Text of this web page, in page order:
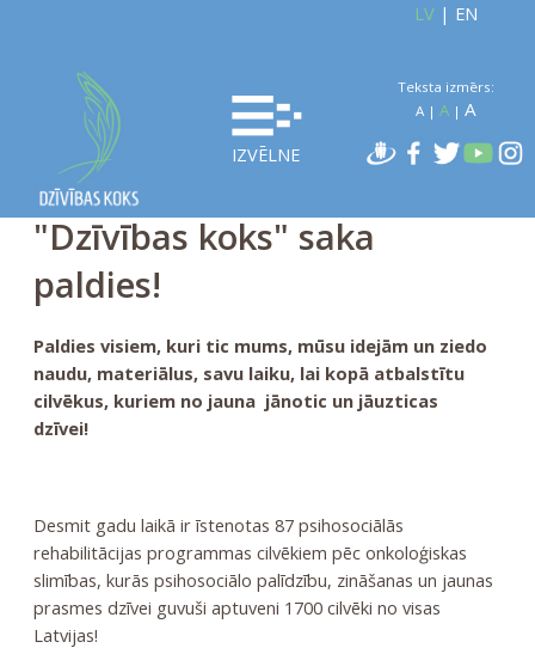
IZVĒLNE
LV| EN
Teksta izmērs:
A| A| A
"Dzīvības koks" saka
paldies!
Paldies visiem, kuri tic mums, mūsu idejām un ziedo
naudu, materiālus, savu laiku, lai kopā atbalstītu
cilvēkus, kuriem no jauna jānotic un jāuzticas
dzīvei!
Desmit gadu laikā ir īstenotas 87 psihosociālās
rehabilitācijas programmas cilvēkiem pēc onkoloģiskas
slimības, kurās psihosociālo palīdzību, zināšanas un jaunas
prasmes dzīvei guvuši aptuveni 1700 cilvēki no visas
Latvijas!